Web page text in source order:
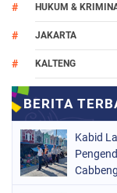
HUKUM &
JAKARTA
KALTENG
NASIONAL
ORGANISASI
PERISTIWA
Kabid